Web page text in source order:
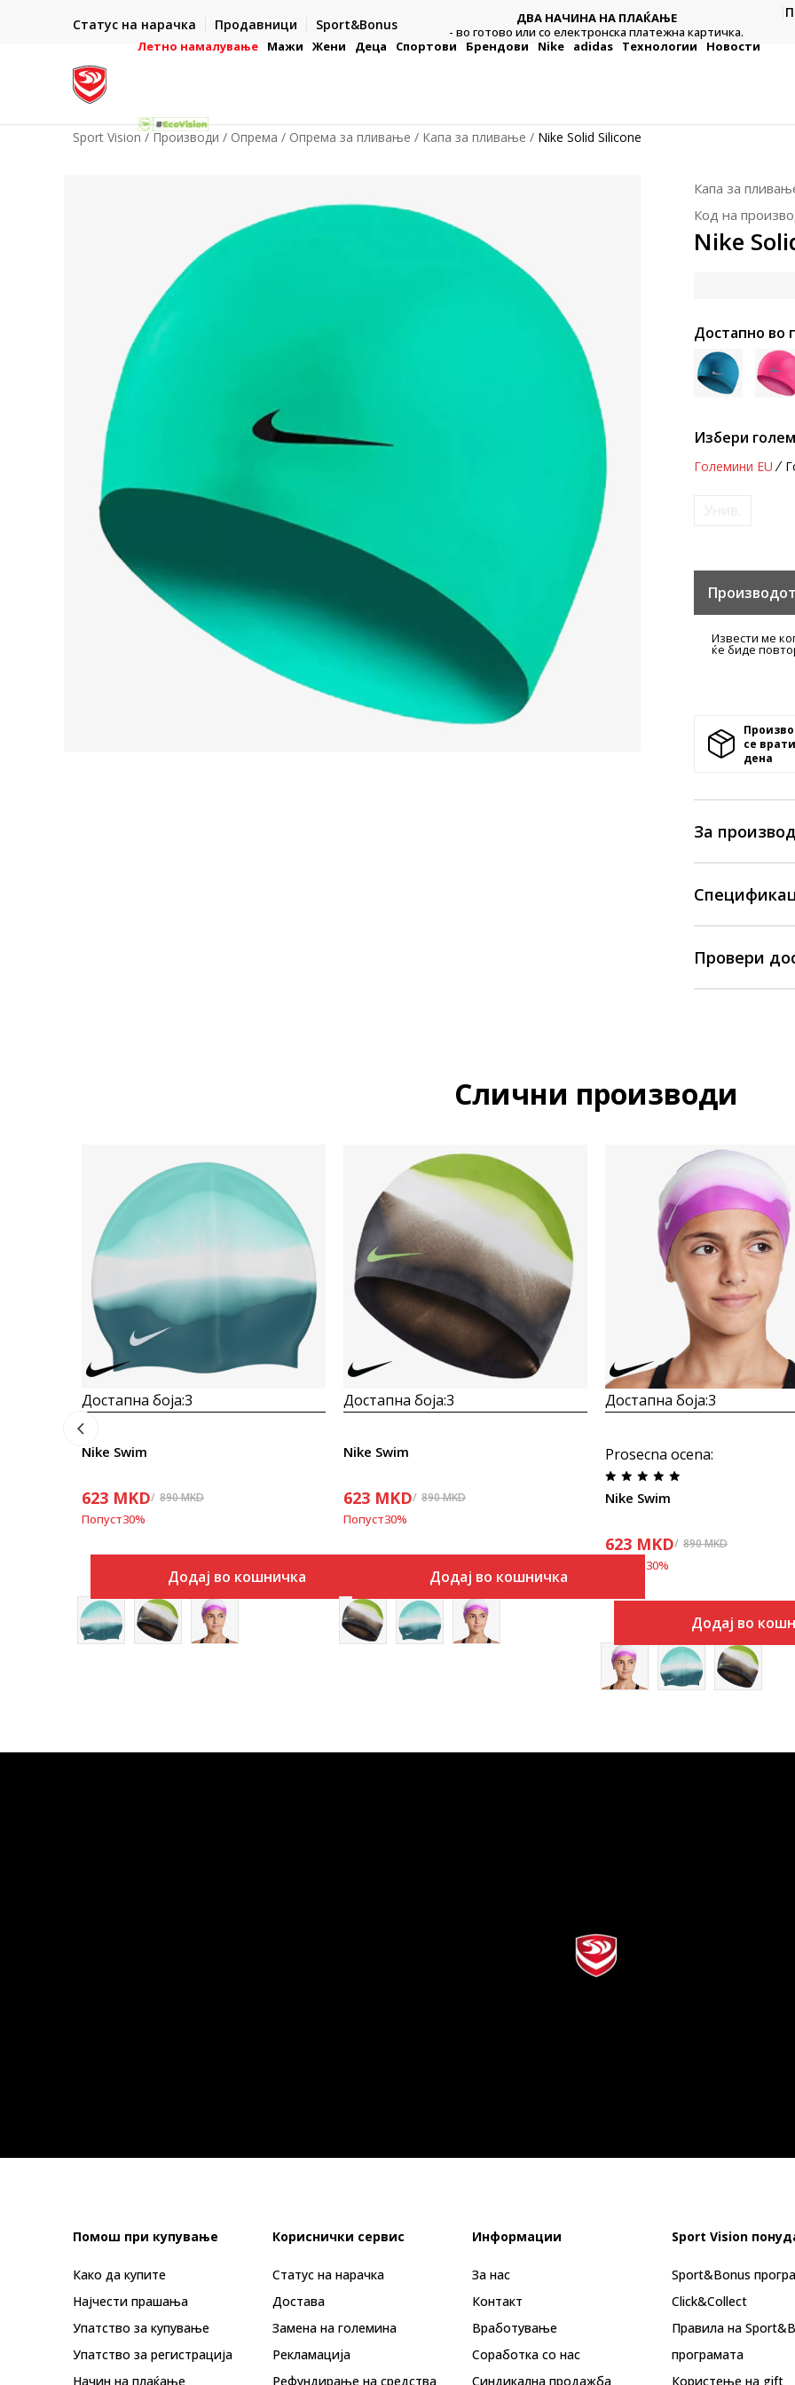
Статус на нарачка Продавници Sport&Bonus
- на сите нарачки во готово или со електронска платежна
ДВА НАЧИНА НА ПЛАЌАЊЕ
- во готово или со електронска платежна картичка.
Летно намалување Мажи Жени Деца Спортови Брендови Nike adidas Технологии Новости
Sport Vision Производи Опрема Опрема за пливање Капа за пливање Nike Solid Silicone
Капа за
Код на
Nike
Достапно во
Избери
Големини EU
Извести ме
ќе биде
се
денa
За
Провери
Слични производи
Достапна боја:3
Nike Swim
623 MKD 890MKD
Попуст30%
Додај во кошничка
Достапна боја:3
Nike Swim
623 MKD 890MKD
Попуст30%
Додај во кошничка
Достапна боја:3
Prosecna ocena:
Nike Swim
623 MKD 890MKD
30%
Додај во
Помош при купување
Како да купите
Најчести прашања
Упатство за купување
Упатство за регистрација
Начин на плаќање
Кориснички сервис
Статус на нарачка
Достава
Замена на големина
Рекламациja
Рефундирање на средства
Информации
За нас
Контакт
Вработување
Соработка со нас
Синдикална продажба
Sport Vision
Sport&Bonus
Click&Collect
Правила на
програмата
Користење на gift